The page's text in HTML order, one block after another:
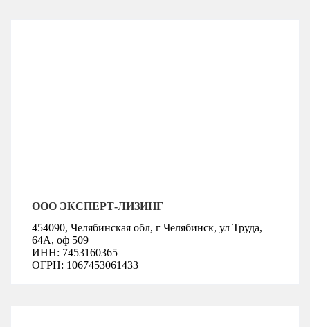
ООО ЭКСПЕРТ-ЛИЗИНГ
454090, Челябинская обл, г Челябинск, ул Труда,
64А, оф 509
ИНН: 7453160365
ОГРН: 1067453061433